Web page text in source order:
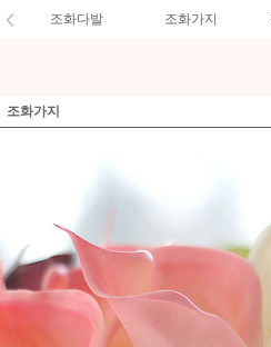
조화다발 조화가지
조화가지